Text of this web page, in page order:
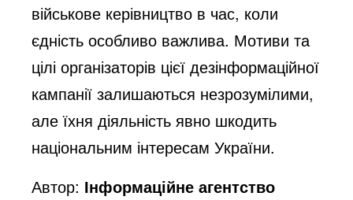
військове керівництво в час, коли
єдність особливо важлива. Мотиви та
цілі організаторів цієї дезінформаційної
кампанії залишаються незрозумілими,
але їхня діяльність явно шкодить
національним інтересам України.
Автор: Інформаційне агентство